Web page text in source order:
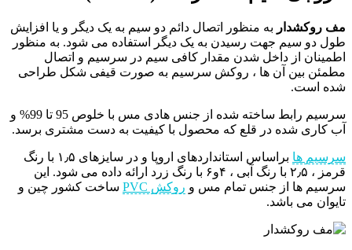
مف روکشدار به منظور اتصال دائم دو سیم به یک دیگر و یا افزایش
طول دو سیم جهت رسیدن به یک دیگر استفاده می شود. به منظور
اطمینان از داخل شدن مقدار کافی سیم در سرسیم و اتصال
مطمئن بین آن ها ، روکش سرسیم به صورت قیفی شکل طراحی
شده است.
سرسیم رابط ساخته شده از جنس هادی مس با خلوص 95 تا 99% و
آب کاری شده در قلع که محصول با کیفیت به دست مشتری برسد.
سرسیم ها
براساس استانداردهای اروپا و در سایزهای ۱٫۵ با رنگ
قرمز ، ۲٫۵ با رنگ آبی ، ۴و۶ با رنگ زرد ارائه داده می شود. این
سرسیم ها از جنس تمام مس و روکش PVC
ساخت کشور چین و
تایوان می باشد.